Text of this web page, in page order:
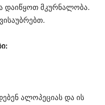
დაიწყოთ მკურნალობა.
ალოპეციას და ის